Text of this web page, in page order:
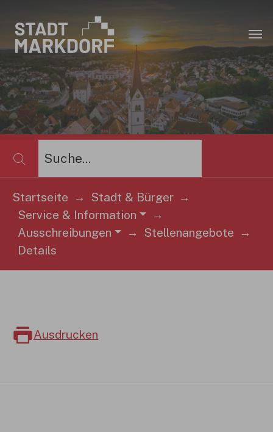
Sie sind hier:
Startseite
Stadt & Bürger
Service & Information
Ausschreibungen
Stellenangebote
Details
Ausdrucken
×